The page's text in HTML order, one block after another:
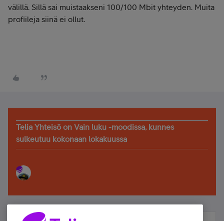
välillä. Sillä sai muistaakseni 100/100 Mbit yhteyden. Muita
profiileja siinä ei ollut.
Telia Yhteisö on Vain luku -moodissa, kunnes
sulkeutuu kokonaan lokakuussa